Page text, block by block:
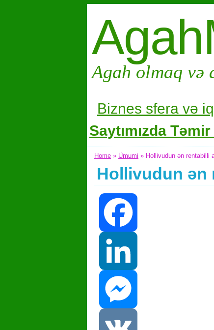
Agah olmaq
Biznes sfera və i
Saytımızda
Home » Ümumi » Hollivudun ən rentabilli
Hollivudun ən
Facebook
LinkedIn